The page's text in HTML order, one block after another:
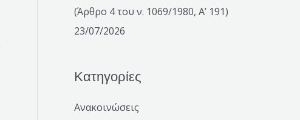
(Άρθρο 4 του ν. 1069/1980, Α’ 191)
23/07/2026
Κατηγορίες
Ανακοινώσεις